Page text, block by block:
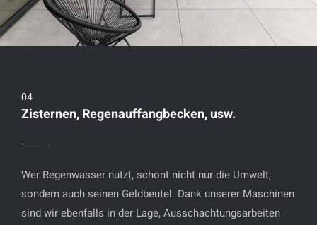
Zisternen, Regenauffangbecken, usw.
Wer Regenwasser nutzt, schont nicht nur die Umwelt,
sondern auch seinen Geldbeutel. Dank unserer Maschinen
sind wir ebenfalls in der Lage, Ausschachtungsarbeiten